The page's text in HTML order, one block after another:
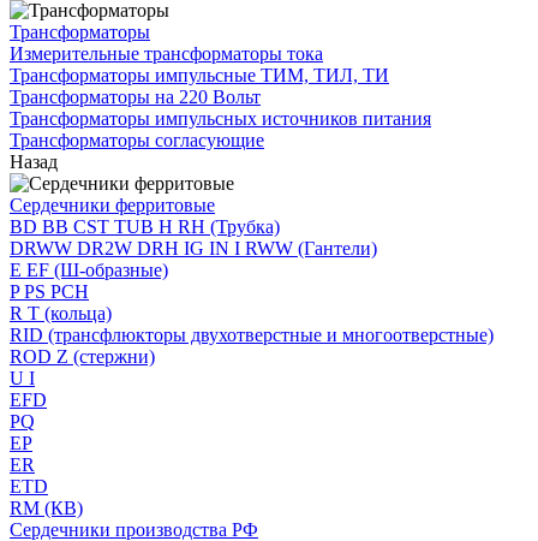
Трансформаторы
Измерительные трансформаторы тока
Трансформаторы импульсные ТИМ, ТИЛ, ТИ
Трансформаторы на 220 Вольт
Трансформаторы импульсных источников питания
Трансформаторы согласующие
Назад
Сердечники ферритовые
BD BB CST TUB H RH (Трубка)
DRWW DR2W DRH IG IN I RWW (Гантели)
E EF (Ш-образные)
P PS PCH
R T (кольца)
RID (трансфлюкторы двухотверстные и многоотверстные)
ROD Z (стержни)
U I
EFD
PQ
EP
ER
ETD
RM (КВ)
Сердечники производства РФ